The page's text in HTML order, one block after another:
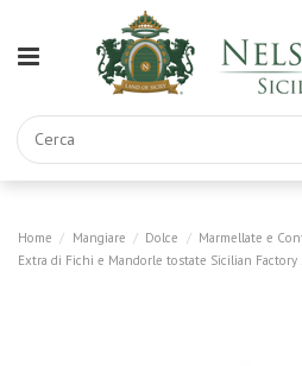
Home Mangiare Dolce Marmellate e
Extra di Fichi e Mandorle tostate Sicilian Factory